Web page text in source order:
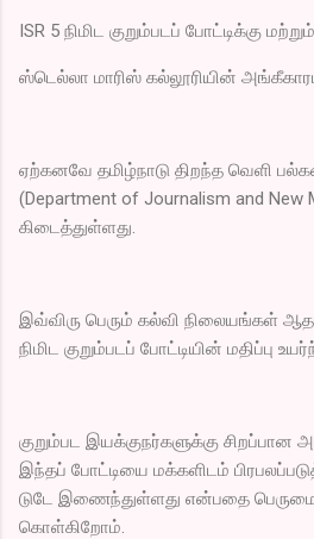
ISR 5 நிமிட குறும்படப் போட்டிக்கு
ஸ்டெல்லா மாரிஸ் கல்லூரியின்
ஏற்கனவே தமிழ்நாடு திறந்த வெளி
(Department of Journalism and New
கிடைத்துள்ளது.
இவ்விரு பெரும் கல்வி நிலையங்கள்
நிமிட குறும்படப் போட்டியின் மதிப்பு
குறும்பட இயக்குநர்களுக்கு சிறப்பான
இந்தப் போட்டியை மக்களிடம்
டுடே இணைந்துள்ளது என்பதை
கொள்கிறோம்.